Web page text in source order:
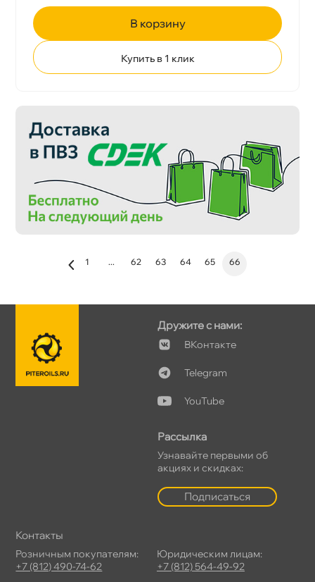
корзину
Купить в 1 клик
1 ... 62 63 64 65 66
Дружите с нами:
Контакте
Telegram
YouTube
Рассылка
Узнавайте первыми о
акциях и скидках:
Подписаться
Контакты
Розничным покупателям:
+7 (812) 490-74-62
Юридическим лицам:
+7 (812) 564-49-92